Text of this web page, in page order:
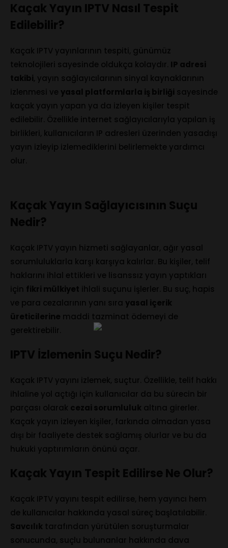
Kaçak Yayın IPTV Nasıl Tespit
Edilebilir?
Kaçak IPTV yayınlarının tespiti, günümüz
teknolojileri sayesinde oldukça kolaydır. IP adresi
takibi, yayın sağlayıcılarının sinyal kaynaklarının
izlenmesi ve yasal platformlarla iş birliği sayesinde
kaçak yayın yapan ya da izleyen kişiler tespit
edilebilir. Özellikle internet sağlayıcılarıyla yapılan iş
birlikleri, kullanıcıların IP adresleri üzerinden yasadışı
yayın izleyip izlemediklerini belirlemekte yardımcı
olur.
Kaçak Yayın Sağlayıcısının Suçu
Nedir?
Kaçak IPTV yayın hizmeti sağlayanlar, ağır yasal
sorumluluklarla karşı karşıya kalırlar. Bu kişiler, telif
haklarını ihlal ettikleri ve lisanssız yayın yaptıkları
için fikri mülkiyet ihlali suçunu işlerler. Bu suç, hapis
ve para cezalarının yanı sıra yasal içerik
üreticilerine maddi tazminat ödemeyi de
gerektirebilir.
IPTV İzlemenin Suçu Nedir?
Kaçak IPTV yayını izlemek, suçtur. Özellikle, telif hakkı
ihlaline yol açtığı için kullanıcılar da bu sürecin bir
parçası olarak cezai sorumluluk altına girerler.
Kaçak yayın izleyen kişiler, farkında olmadan yasa
dışı bir faaliyete destek sağlamış olurlar ve bu da
hukuki yaptırımların önünü açar.
Kaçak Yayın Tespit Edilirse Ne Olur?
Kaçak IPTV yayını tespit edilirse, hem yayıncı hem
de kullanıcılar hakkında yasal süreç başlatılabilir.
Savcılık tarafından yürütülen soruşturmalar
sonucunda, suçlu bulunanlar hakkında dava
Home
Services
About Us
The blog
Contact Us